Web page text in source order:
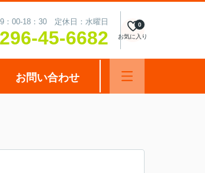
：00-18：30 定休日：水曜日
45-6682 お気に入り
0
お問い合わせ